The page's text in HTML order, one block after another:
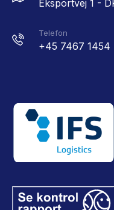
Eksportvej 1 -
Telefon
+45 7467 1454